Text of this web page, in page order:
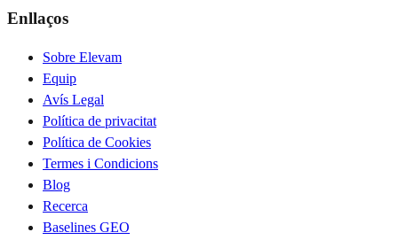
Enllaços
Sobre Elevam
Equip
Avís Legal
Política de privacitat
Política de Cookies
Termes i Condicions
Blog
Recerca
Baselines GEO